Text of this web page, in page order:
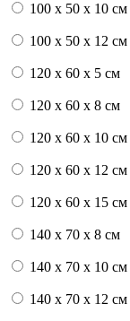
100 x 50 x 10 см
100 x 50 x 12 см
120 x 60 x 5 см
120 x 60 x 8 см
120 x 60 x 10 см
120 x 60 x 12 см
120 x 60 x 15 см
140 x 70 x 8 см
140 x 70 x 10 см
140 x 70 x 12 см